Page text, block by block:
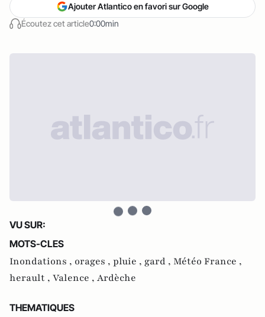
Écoutez cet article0:00min
Ajouter Atlantico en favori sur Google
VU SUR:
MOTS-CLES
Inondations , orages , pluie , gard , Météo France ,
herault , Valence , Ardèche
THEMATIQUES